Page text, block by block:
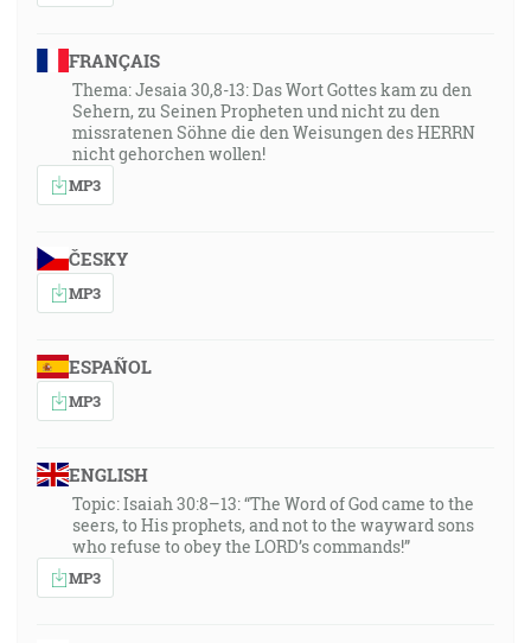
FRANÇAIS
Thema: Jesaia 30,8-13: Das Wort Gottes kam zu den
Sehern, zu Seinen Propheten und nicht zu den
missratenen Söhne die den Weisungen des HERRN
nicht gehorchen wollen!
MP3
ČESKY
MP3
ESPAÑOL
MP3
ENGLISH
Topic: Isaiah 30:8–13: “The Word of God came to the
seers, to His prophets, and not to the wayward sons
who refuse to obey the LORD’s commands!”
MP3